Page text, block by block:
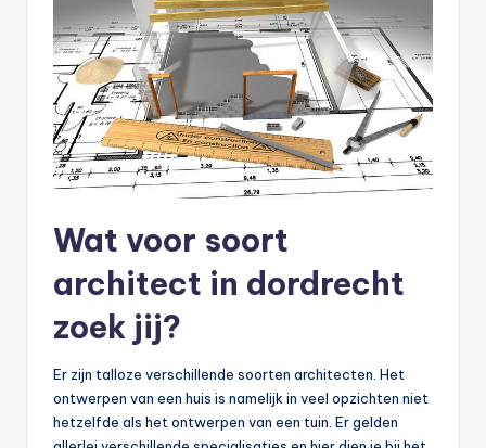
Wat voor soort
architect in dordrecht
zoek jij?
Er zijn talloze verschillende soorten architecten. Het
ontwerpen van een huis is namelijk in veel opzichten niet
hetzelfde als het ontwerpen van een tuin. Er gelden